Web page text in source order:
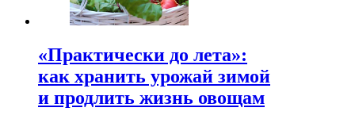
«Практически до лета»:
как хранить урожай зимой
и продлить жизнь овощам